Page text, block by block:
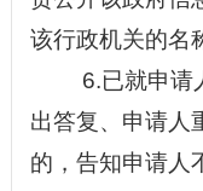
该行政机关的名
6.已就申请
出答复、申请人
的，告知申请人